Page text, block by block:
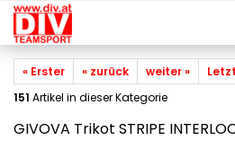
« Erster « zurück weiter »
151 Artikel in dieser Kategorie
GIVOVA Trikot STRIPE